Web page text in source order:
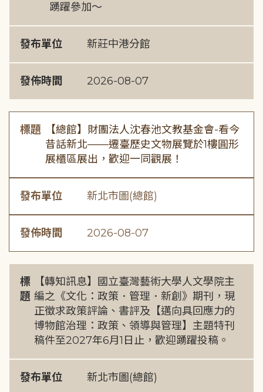
踴躍參加～
發布單位 新莊中港分館
發佈時間 2026-08-07
標題
【總館】財團法人沈春池文教基金會-看今
昔話新北——遷臺歷史文物展覽於1樓圓形
展櫃區展出，歡迎一同觀展！
發布單位 新北市圖(總館)
發佈時間 2026-08-07
標
題
【轉知訊息】國立臺灣藝術大學人文學院主
編之《文化：政策．管理．新創》期刊，現
正徵求政策評論、書評及【邁向具回應力的
博物館治理：政策、領導與管理】主題特刊
稿件至2027年6月1日止，歡迎踴躍投稿。
發布單位 新北市圖(總館)